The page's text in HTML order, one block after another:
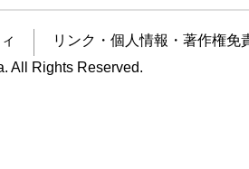
リンク・個人情報・著作権免
All Rights Reserved.